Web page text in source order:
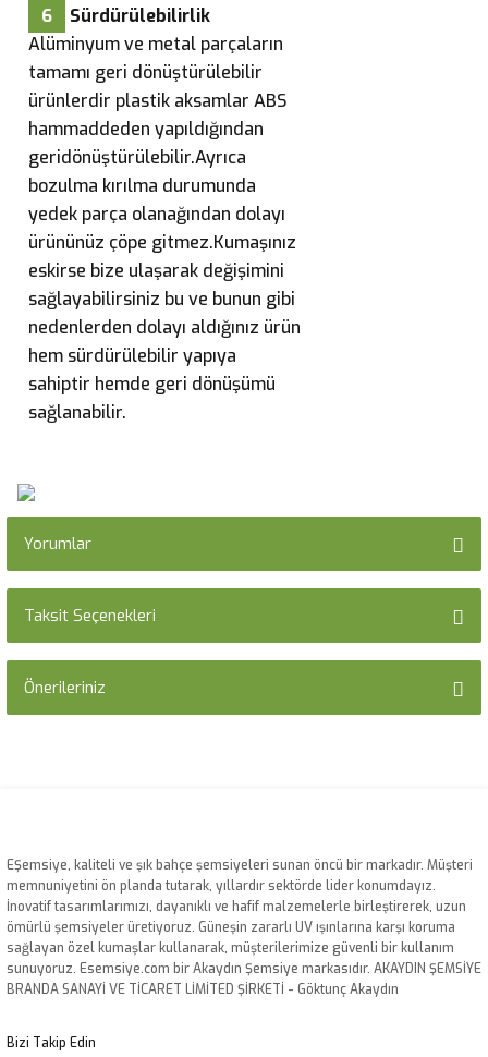
6
Sürdürülebilirlik
Alüminyum ve metal parçaların
tamamı geri dönüştürülebilir
ürünlerdir plastik aksamlar ABS
hammaddeden yapıldığından
geridönüştürülebilir.Ayrıca
bozulma kırılma durumunda
yedek parça olanağından dolayı
ürününüz çöpe gitmez.Kumaşınız
eskirse bize ulaşarak değişimini
sağlayabilirsiniz bu ve bunun gibi
nedenlerden dolayı aldığınız ürün
hem sürdürülebilir yapıya
sahiptir hemde geri dönüşümü
sağlanabilir.
Yorumlar
Taksit Seçenekleri
Önerileriniz
Ürün resmi kalitesiz, bozuk veya görüntülenemiyor.
Ürün açıklamasında eksik bilgiler bulunuyor.
Ürün bilgilerinde hatalar bulunuyor.
Ürün fiyatı diğer sitelerden daha pahalı.
Bu ürüne benzer farklı alternatifler olmalı.
EŞemsiye, kaliteli ve şık bahçe şemsiyeleri sunan öncü bir markadır. Müşteri
memnuniyetini ön planda tutarak, yıllardır sektörde lider konumdayız.
İnovatif tasarımlarımızı, dayanıklı ve hafif malzemelerle birleştirerek, uzun
ömürlü şemsiyeler üretiyoruz. Güneşin zararlı UV ışınlarına karşı koruma
sağlayan özel kumaşlar kullanarak, müşterilerimize güvenli bir kullanım
sunuyoruz. Esemsiye.com bir Akaydın Şemsiye markasıdır. AKAYDIN ŞEMSİYE
BRANDA SANAYİ VE TİCARET LİMİTED ŞİRKETİ - Göktunç Akaydın
Bizi Takip Edin